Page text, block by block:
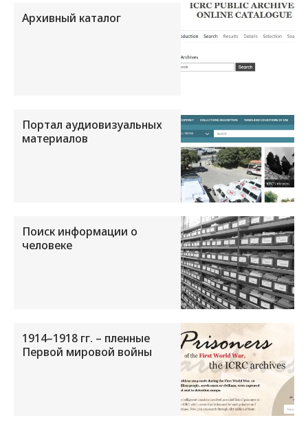
Архивный каталог
Портал аудиовизуальных
материалов
Поиск информации о
человеке
1914–1918 гг. – пленные
Первой мировой войны